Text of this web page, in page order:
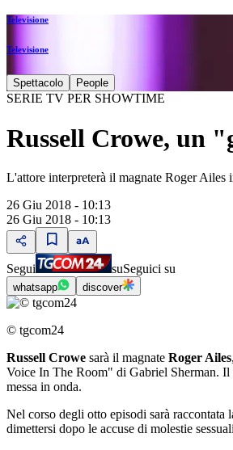
Televisione
Televisione
Spettacolo People
SERIE TV PER SHOWTIME
Russell Crowe, un
L'attore interpreterà il magnate Roger Ailes
26 Giu 2018 - 10:13
26 Giu 2018 - 10:13
Segui suSeguici su
whatsapp discover
© tgcom24
Russell Crowe sarà il magnate Roger Ailes
Voice In The Room" di Gabriel Sherman. Il
messa in onda.
Nel corso degli otto episodi sarà
dimettersi dopo le accuse di molestie